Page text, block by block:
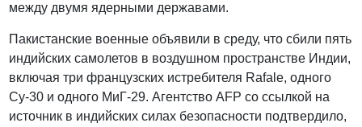
между двумя ядерными державами.
Пакистанские военные объявили в среду, что сбили пять
индийских самолетов в воздушном пространстве Индии,
включая три французских истребителя Rafale, одного
Су-30 и одного МиГ-29. Агентство AFP со ссылкой на
источник в индийских силах безопасности подтвердило,